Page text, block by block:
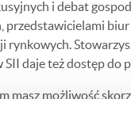
i debat
przedstawicielami biur
daje też dostęp do
masz możliwość